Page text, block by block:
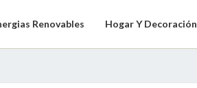
Renovables Hogar Y Decoración